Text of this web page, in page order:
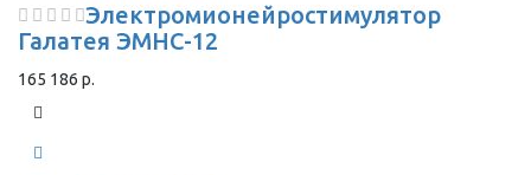
Электромионейростимулятор
Галатея ЭМНС-12
165 186 р.